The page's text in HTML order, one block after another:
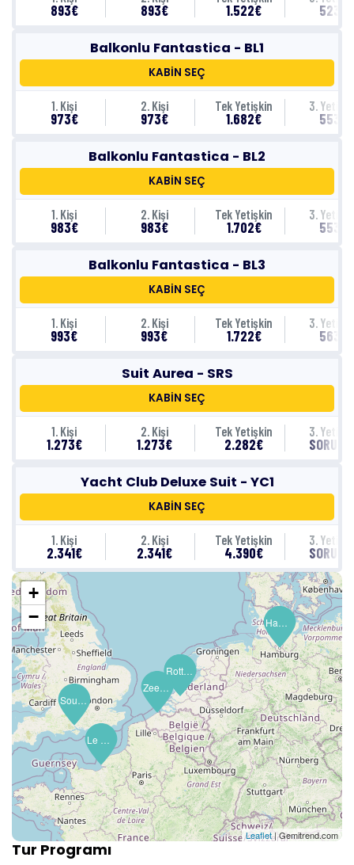
893€ 893€ 1.522€ 523€
Balkonlu Fantastica - BL1
KABİN SEÇ
1. Kişi
973€
2. Kişi
973€
Tek Yetişkin
1.682€
3.
553€
Balkonlu Fantastica - BL2
KABİN SEÇ
1. Kişi
983€
2. Kişi
983€
Tek Yetişkin
1.702€
3.
553€
Balkonlu Fantastica - BL3
KABİN SEÇ
1. Kişi
993€
2. Kişi
993€
Tek Yetişkin
1.722€
3.
563€
Suit Aurea - SRS
KABİN SEÇ
1. Kişi
1.273€
2. Kişi
1.273€
Tek Yetişkin
2.282€
3.
Yacht Club Deluxe Suit - YC1
KABİN SEÇ
1. Kişi
2.341€
2. Kişi
2.341€
Tek Yetişkin
4.390€
3.
Rotterdam (Amsterdam)
Le Havre (Paris)
Southampton (Londra)
Hamburg
Zeebrugge (Bruges)
Rotterdam (Amsterdam)
+
−
Leaflet| Gemitrend.com
Tur Programı